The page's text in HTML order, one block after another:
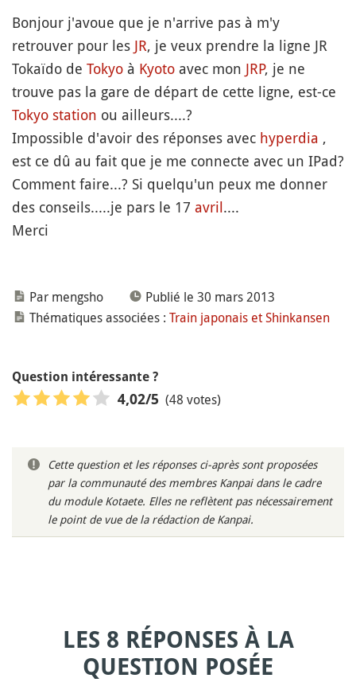
Bonjour j'avoue que je n'arrive pas à m'y
retrouver pour les JR, je veux prendre la ligne JR
Tokaïdo de Tokyo à Kyoto avec mon JRP, je ne
trouve pas la gare de départ de cette ligne, est-ce
Tokyo station ou ailleurs....?
Impossible d'avoir des réponses avec hyperdia ,
est ce dû au fait que je me connecte avec un IPad?
Comment faire...? Si quelqu'un peux me donner
des conseils.....je pars le 17 avril....
Merci
Par mengsho
Publié le 30 mars 2013
Thématiques associées : Train japonais et Shinkansen
Question intéressante ?
4,02/5 (48 votes)
Cette question et les réponses ci-après sont proposées
par la communauté des membres Kanpai dans le cadre
du module Kotaete. Elles ne reflètent pas nécessairement
le point de vue de la rédaction de Kanpai.
LES 8 RÉPONSES À LA
QUESTION POSÉE